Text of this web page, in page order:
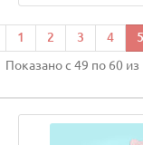
1 2 3 4 5
Показано с 49 по 60